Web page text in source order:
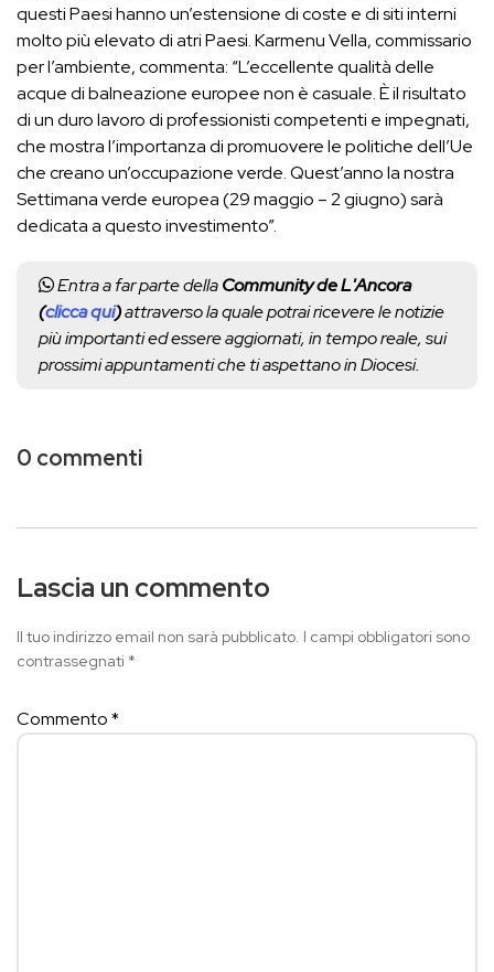
questi Paesi hanno un’estensione di coste e di siti interni
molto più elevato di atri Paesi. Karmenu Vella, commissario
per l’ambiente, commenta: “L’eccellente qualità delle
acque di balneazione europee non è casuale. È il risultato
di un duro lavoro di professionisti competenti e impegnati,
che mostra l’importanza di promuovere le politiche dell’Ue
che creano un’occupazione verde. Quest’anno la nostra
Settimana verde europea (29 maggio – 2 giugno) sarà
dedicata a questo investimento”.
Entra a far parte dellaCommunity de L'Ancora
(clicca qui)attraverso la quale potrai ricevere le notizie
più importanti ed essere aggiornati, in tempo reale, sui
prossimi appuntamenti che ti aspettano in Diocesi.
0 commenti
Lascia un commento
Il tuo indirizzo email non sarà pubblicato. I campi obbligatori sono
contrassegnati *
Commento*